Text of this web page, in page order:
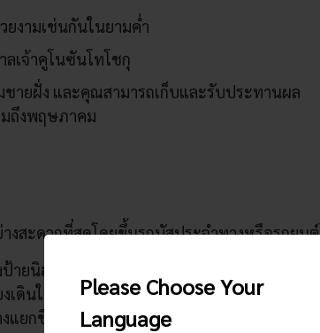
Please Choose Your
Language
งามเช่นกันในยามค่ำ
เจ้าคูโนซันโทโชกุ
ชายฝั่ง และคุณสามารถเก็บและรับประทานผล
ถึงพฤษภาคม
งสะดวกที่สุดโดยขึ้นรถบัสประจำทางหรือรถยนต์
ยนิฮงไดระ ซึ่งใช้เวลาเดินทางประมาณ 40 นาที
ดินในระยะทางสั้นๆ หากคุณขับรถ จะใช้เวลา
แยกชิซุโอกะชิมิซุบนทางด่วนโทเม